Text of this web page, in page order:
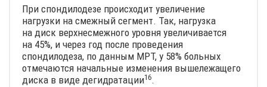
При спондилодезе происходит увеличение
нагрузки на смежный сегмент. Так, нагрузка
на диск верхнесмежного уровня увеличивается
на 45%, и через год после проведения
спондилодеза, по данным МРТ, у 58% больных
отмечаются начальные изменения вышележащего
диска в виде дегидратации16.